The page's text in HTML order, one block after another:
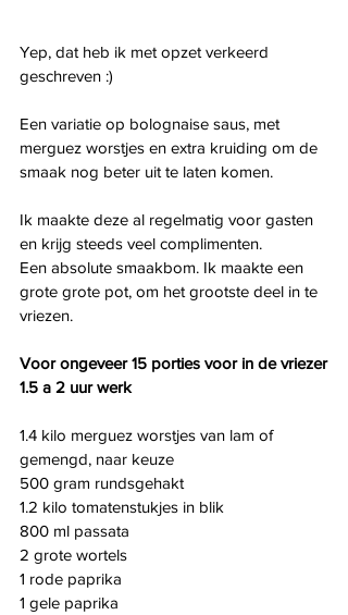
Yep, dat heb ik met opzet verkeerd
geschreven :)
Een variatie op bolognaise saus, met
merguez worstjes en extra kruiding om de
smaak nog beter uit te laten komen.
Ik maakte deze al regelmatig voor gasten
en krijg steeds veel complimenten.
Een absolute smaakbom. Ik maakte een
grote grote pot, om het grootste deel in te
vriezen.
Voor ongeveer 15 porties voor in de vriezer
1.5 a 2 uur werk
1.4 kilo merguez worstjes van lam of
gemengd, naar keuze
500 gram rundsgehakt
1.2 kilo tomatenstukjes in blik
800 ml passata
2 grote wortels
1 rode paprika
1 gele paprika